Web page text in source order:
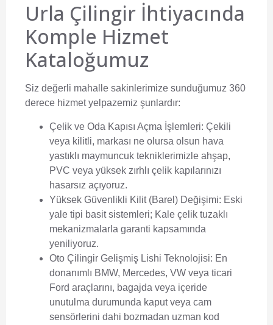
Urla Çilingir İhtiyacında
Komple Hizmet
Kataloğumuz
Siz değerli mahalle sakinlerimize sunduğumuz 360
derece hizmet yelpazemiz şunlardır:
Çelik ve Oda Kapısı Açma İşlemleri: Çekili
veya kilitli, markası ne olursa olsun hava
yastıklı maymuncuk tekniklerimizle ahşap,
PVC veya yüksek zırhlı çelik kapılarınızı
hasarsız açıyoruz.
Yüksek Güvenlikli Kilit (Barel) Değişimi: Eski
yale tipi basit sistemleri; Kale çelik tuzaklı
mekanizmalarla garanti kapsamında
yeniliyoruz.
Oto Çilingir Gelişmiş Lishi Teknolojisi: En
donanımlı BMW, Mercedes, VW veya ticari
Ford araçlarını, bagajda veya içeride
unutulma durumunda kaput veya cam
sensörlerini dahi bozmadan uzman kod